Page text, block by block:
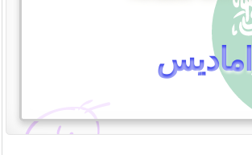
اماديس